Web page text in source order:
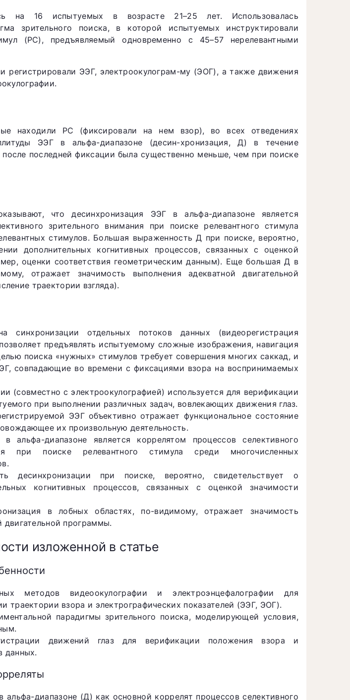
на 16 испытуемых в возрасте 21–25 лет. Использовалась
зрительного поиска, в которой испытуемых инструктировали
(РС), предъявляемый одновременно с 45–57 нерелевантными
регистрировали ЭЭГ, электроокулограм-му (ЭОГ), а также движения
находили РС (фиксировали на нем взор), во всех отведениях
ЭЭГ в альфа-диапазоне (десин-хронизация, Д) в течение
последней фиксации была существенно меньше, чем при поиске
что десинхронизация ЭЭГ в альфа-диапазоне является
зрительного внимания при поиске релевантного стимула
стимулов. Большая выраженность Д при поиске, вероятно,
дополнительных когнитивных процессов, связанных с оценкой
оценки соответствия геометрическим данным). Еще большая Д в
отражает значимость выполнения адекватной двигательной
траектории взгляда).
синхронизации отдельных потоков данных (видеорегистрация
предъявлять испытуемому сложные изображения, навигация
поиска «нужных» стимулов требует совершения многих саккад, и
совпадающие во времени с фиксациями взора на воспринимаемых
(совместно с электроокулографией) используется для верификации
при выполнении различных задач, вовлекающих движения глаз.
ЭЭГ объективно отражает функциональное состояние
их произвольную деятельность.
альфа-диапазоне является коррелятом процессов селективного
при поиске релевантного стимула среди многочисленных
десинхронизации при поиске, вероятно, свидетельствует о
когнитивных процессов, связанных с оценкой значимости
в лобных областях, по-видимому, отражает значимость
двигательной программы.
изложенной в статье
методов видеоокулографии и электроэнцефалографии для
траектории взора и электрографических показателей (ЭЭГ, ЭОГ).
парадигмы зрительного поиска, моделирующей условия,
движений глаз для верификации положения взора и
данных.
альфа-диапазоне (Д) как основной коррелят процессов селективного